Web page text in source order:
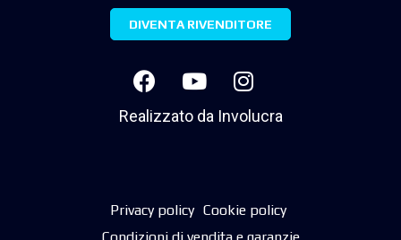
DIVENTA RIVENDITORE
Realizzato da Involucra
Privacy policy Cookie policy